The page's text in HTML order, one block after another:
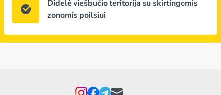
Didelė viešbučio teritorija su skirtingomis
zonomis poilsiui